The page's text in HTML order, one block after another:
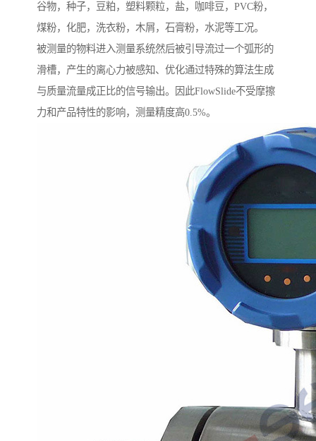
谷物，种子，豆粕，塑料颗粒，盐，咖啡豆，PVC粉，
煤粉，化肥，洗衣粉，木屑，石膏粉，水泥等工况。
被测量的物料进入测量系统然后被引导流过一个弧形的
滑槽，产生的离心力被感知、优化通过特殊的算法生成
与质量流量成正比的信号输出。因此FlowSlide不受摩擦
力和产品特性的影响，测量精度高0.5%。